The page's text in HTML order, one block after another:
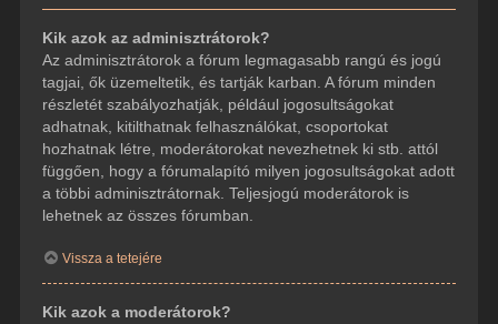
Kik azok az adminisztrátorok?
Az adminisztrátorok a fórum legmagasabb rangú és jogú
tagjai, ők üzemeltetik, és tartják karban. A fórum minden
részletét szabályozhatják, például jogosultságokat
adhatnak, kitilthatnak felhasználókat, csoportokat
hozhatnak létre, moderátorokat nevezhetnek ki stb. attól
függően, hogy a fórumalapító milyen jogosultságokat adott
a többi adminisztrátornak. Teljesjogú moderátorok is
lehetnek az összes fórumban.
Vissza a tetejére
Kik azok a moderátorok?